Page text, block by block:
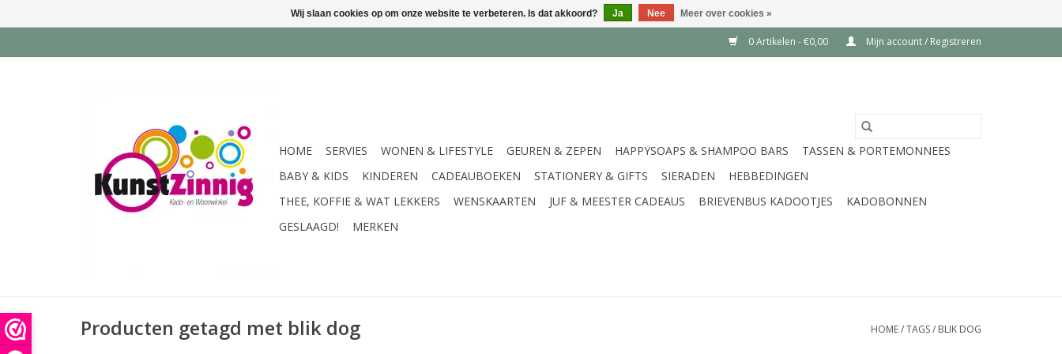
0 Artikelen - €0,00 Mijn account / Registreren
HOME SERVIES WONEN & LIFESTYLE GEUREN & ZEPEN HAPPYSOAPS & SHAMPOO BARS
TASSEN & PORTEMONNEES
BABY & KIDS
KINDEREN CADEAUBOEKEN STATIONERY & GIFTS SIERADEN
HEBBEDINGEN
THEE, KOFFIE & WAT LEKKERS
WENSKAARTEN JUF & MEESTER CADEAUS BRIEVENBUS KADOOTJES
KADOBONNEN
GESLAAGD!
MERKEN
Producten getagd met blik dog HOME/TAGS/ BLIK DOG
Wij slaan cookies op om onze website te verbeteren. Is dat akkoord? Ja Nee Meer over cookies »